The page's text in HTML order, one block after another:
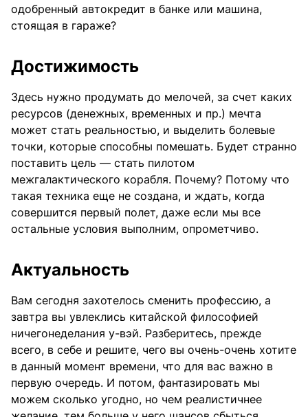
одобренный автокредит в банке или машина,
стоящая в гараже?
Достижимость
Здесь нужно продумать до мелочей, за счет каких
ресурсов (денежных, временных и пр.) мечта
может стать реальностью, и выделить болевые
точки, которые способны помешать. Будет странно
поставить цель — стать пилотом
межгалактического корабля. Почему? Потому что
такая техника еще не создана, и ждать, когда
совершится первый полет, даже если мы все
остальные условия выполним, опрометчиво.
Актуальность
Вам сегодня захотелось сменить профессию, а
завтра вы увлеклись китайской философией
ничегонеделания у-вэй. Разберитесь, прежде
всего, в себе и решите, чего вы очень-очень хотите
в данный момент времени, что для вас важно в
первую очередь. И потом, фантазировать мы
можем сколько угодно, но чем реалистичнее